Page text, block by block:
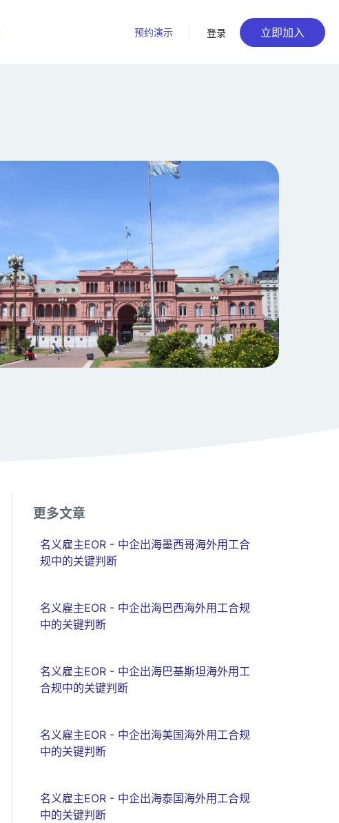
预约演示 登录 立即加入
更多文章
名义雇主EOR - 中企出海墨西哥海外用工合
规中的关键判断
名义雇主EOR - 中企出海巴西海外用工合规
中的关键判断
名义雇主EOR - 中企出海巴基斯坦海外用工
合规中的关键判断
名义雇主EOR - 中企出海美国海外用工合规
中的关键判断
名义雇主EOR - 中企出海泰国海外用工合规
中的关键判断